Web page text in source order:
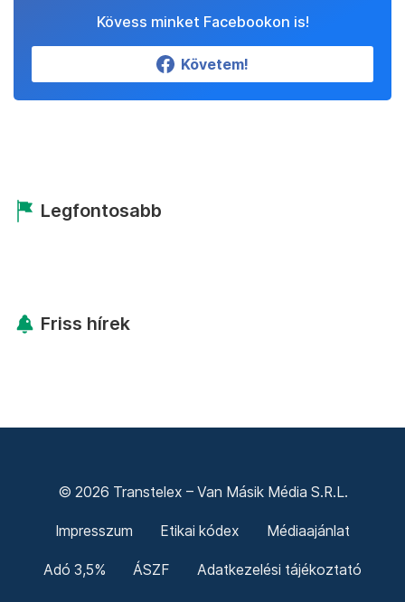
Kövess minket Facebookon is!
Követem!
Legfontosabb
Friss hírek
© 2026 Transtelex – Van Másik Média S.R.L.
Impresszum Etikai kódex Médiaajánlat
Adó 3,5% ÁSZF Adatkezelési tájékoztató